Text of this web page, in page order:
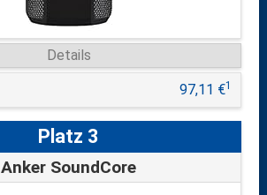
Details
97,11 €1
Platz 3
Anker SoundCore